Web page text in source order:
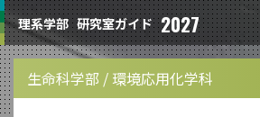
理系学部 研究室ガイド 2027
生命科学部 / 環境応用化学科